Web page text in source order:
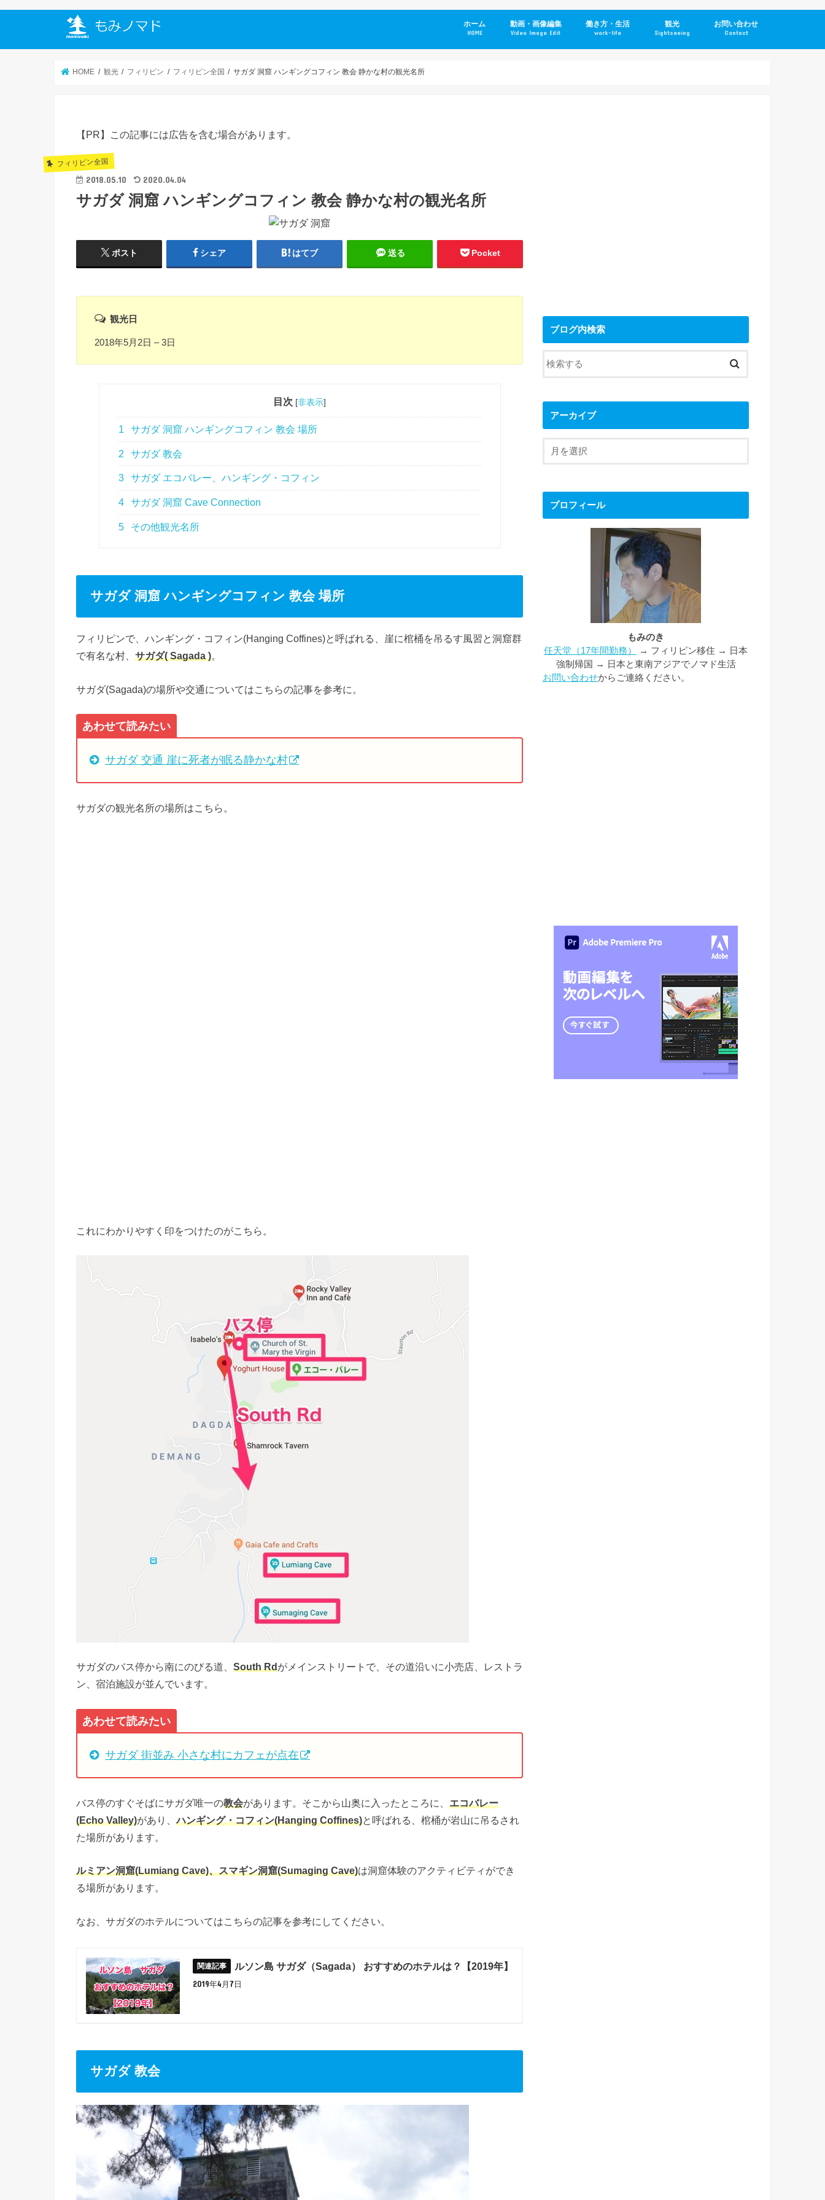
ホーム
HOME
動画・画像編集
Video Image Edit
働き方・生活
work-life
観光
Sightseeing
お問い合わせ
Contact
HOME 観光 フィリピン フィリピン全国 サガダ 洞窟 ハンギングコフィン 教会 静かな村の観光名所
【PR】この記事には広告を含む場合があります。
フィリピン全国
2018.05.10 2020.04.04
サガダ 洞窟 ハンギングコフィン 教会 静かな村の観光名所
ポスト シェア はてブ 送る Pocket
観光日
2018年5月2日 – 3日
目次 [非表示]
1 サガダ 洞窟 ハンギングコフィン 教会 場所
2 サガダ 教会
3 サガダ エコバレー、ハンギング・コフィン
4 サガダ 洞窟 Cave Connection
5 その他観光名所
サガダ 洞窟 ハンギングコフィン 教会 場所
フィリピンで、ハンギング・コフィン(Hanging Coffines)と呼ばれる、崖に棺桶を吊るす風習と洞窟群
で有名な村、 サガダ( Sagada )。
サガダ(Sagada)の場所や交通についてはこちらの記事を参考に。
あわせて読みたい
サガダ 交通 崖に死者が眠る静かな村
サガダの観光名所の場所はこちら。
これにわかりやすく印をつけたのがこちら。
サガダのバス停から南にのびる道、 South Rdがメインストリートで、その道沿いに小売店、レストラ
ン、宿泊施設が並んでいます。
あわせて読みたい
サガダ 街並み 小さな村にカフェが点在
バス停のすぐそばにサガダ唯一の教会があります。そこから山奥に入ったところに、 エコバレー
(Echo Valley)があり、ハンギング・コフィン(Hanging Coffines)と呼ばれる、棺桶が岩山に吊るされ
た場所があります。
ルミアン洞窟(Lumiang Cave)、スマギン洞窟(Sumaging Cave)は洞窟体験のアクティビティができ
る場所があります。
なお、サガダのホテルについてはこちらの記事を参考にしてください。
ルソン島 サガダ（Sagada） おすすめのホテルは？【2019年】
2019年4月7日
サガダ 教会
ブログ内検索
アーカイブ
プロフィール
もみのき
任天堂（17年間勤務）
→ フィリピン移住 → 日本
強制帰国 → 日本と東南アジアでノマド生活
お問い合わせからご連絡ください。